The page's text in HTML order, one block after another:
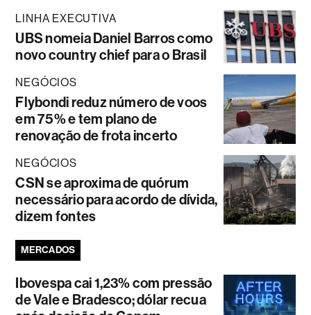
LINHA EXECUTIVA
UBS nomeia Daniel Barros como
novo country chief para o Brasil
NEGÓCIOS
Flybondi reduz número de voos
em 75% e tem plano de
renovação de frota incerto
NEGÓCIOS
CSN se aproxima de quórum
necessário para acordo de dívida,
dizem fontes
MERCADOS
Ibovespa cai 1,23% com pressão
de Vale e Bradesco; dólar recua